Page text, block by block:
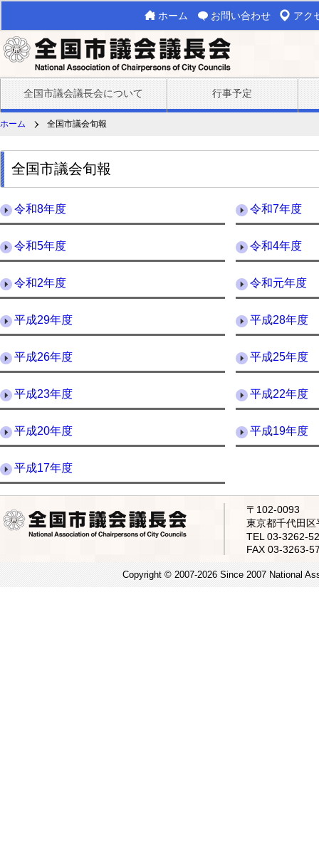
ホーム お問い合わせ アク
全国市議会議長会について 行事予定
ホーム 全国市議会旬報
全国市議会旬報
令和8年度 令和7年度
令和5年度 令和4年度
令和2年度 令和元年度
平成29年度 平成28年度
平成26年度 平成25年度
平成23年度 平成22年度
平成20年度 平成19年度
平成17年度
〒102-0093
東京都千代田
TEL 03-3262-
FAX 03-3263-
Copyright © 2007-2026 Since 2007 National